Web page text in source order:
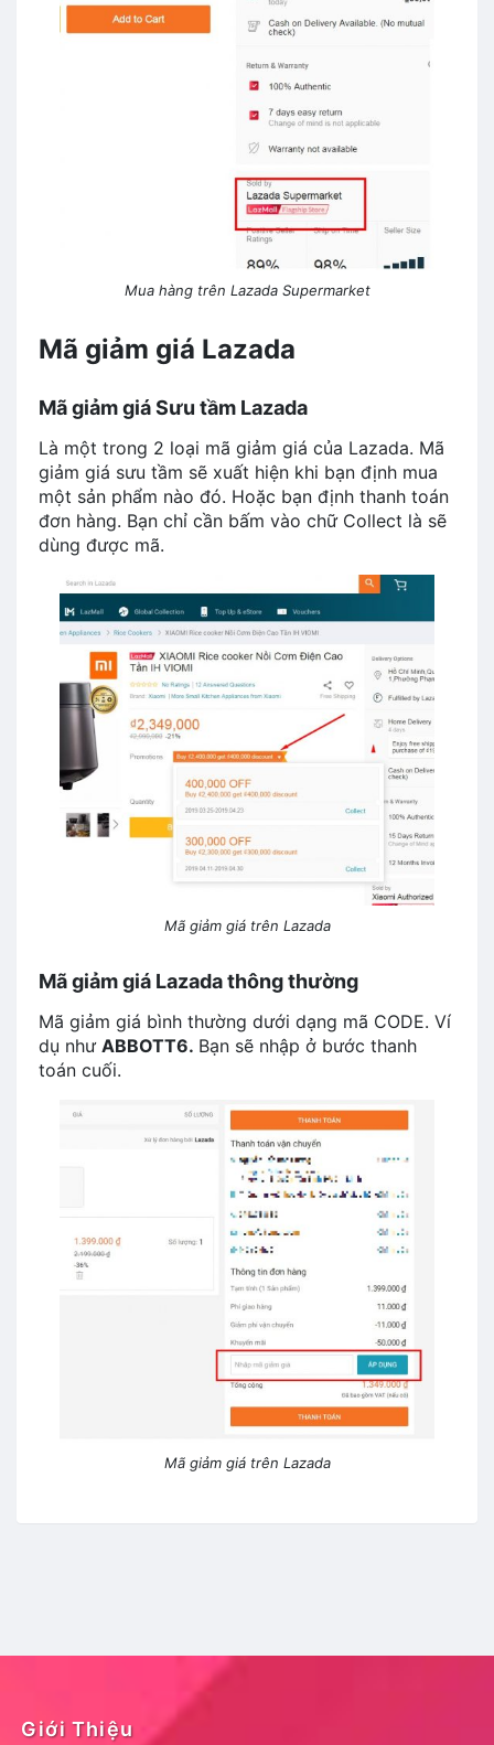
Mua hàng trên Lazada Supermarket
Mã giảm giá Lazada
Mã giảm giá Sưu tầm Lazada
Là một trong 2 loại mã giảm giá của Lazada. Mã
giảm giá sưu tầm sẽ xuất hiện khi bạn định mua
một sản phẩm nào đó. Hoặc bạn định thanh toán
đơn hàng. Bạn chỉ cần bấm vào chữ Collect là sẽ
dùng được mã.
Mã giảm giá trên Lazada
Mã giảm giá Lazada thông thường
Mã giảm giá bình thường dưới dạng mã CODE. Ví
dụ như ABBOTT6. Bạn sẽ nhập ở bước thanh
toán cuối.
Mã giảm giá trên Lazada
Giới Thiệu